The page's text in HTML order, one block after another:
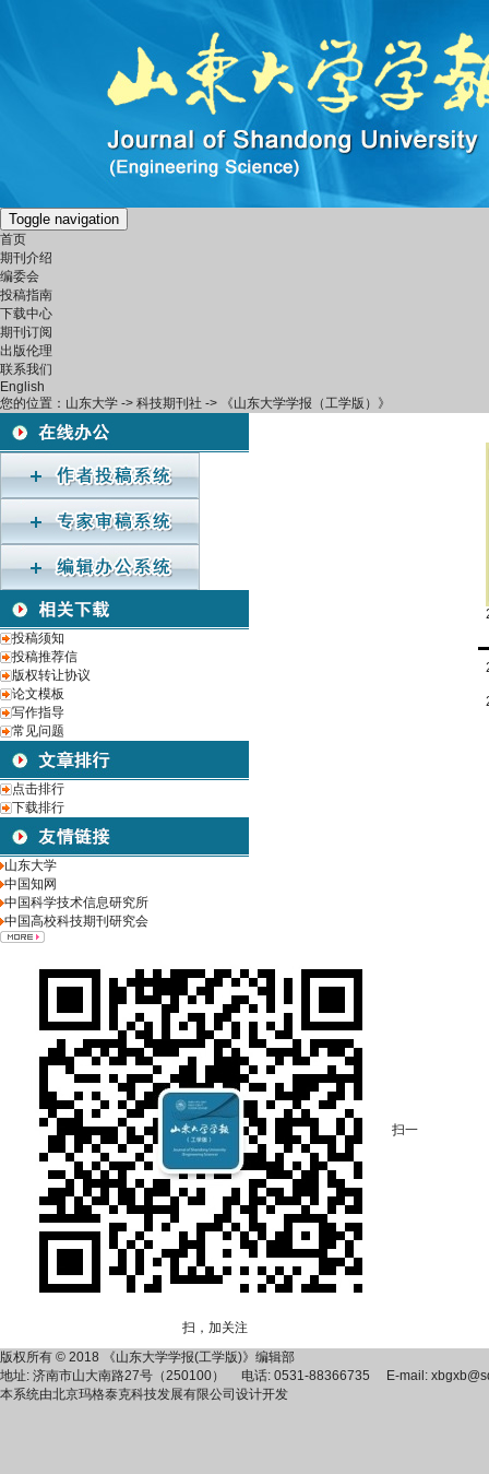
Toggle navigation
首页
期刊介绍
编委会
投稿指南
下载中心
期刊订阅
出版伦理
联系我们
English
您的位置： 山东大学 -> 科技期刊社 -> 《山东大学学报（工学版）》
投稿须知
投稿推荐信
版权转让协议
论文模板
写作指导
常见问题
点击排行
下载排行
山东大学
中国知网
中国科学技术信息研究所
中国高校科技期刊研究会
扫一
扫，加关注
版权所有 © 2018 《山东大学学报(工学版)》编辑部
地址: 济南市山大南路27号（250100） 电话: 0531-88366735 E-mail:
本系统由北京玛格泰克科技发展有限公司 设计开发